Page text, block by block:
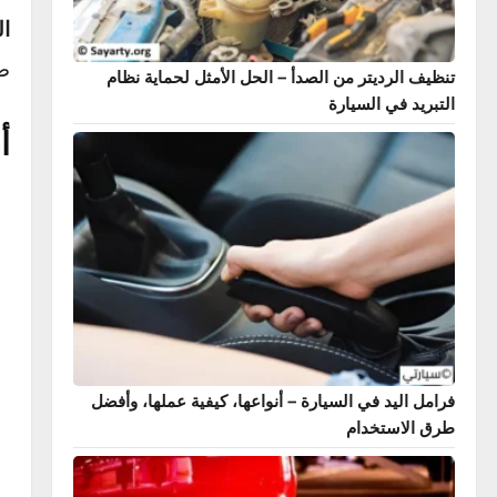
ضمن
الرديتر من الصدأ – الحل الأمثل لحماية نظام
في السيارة